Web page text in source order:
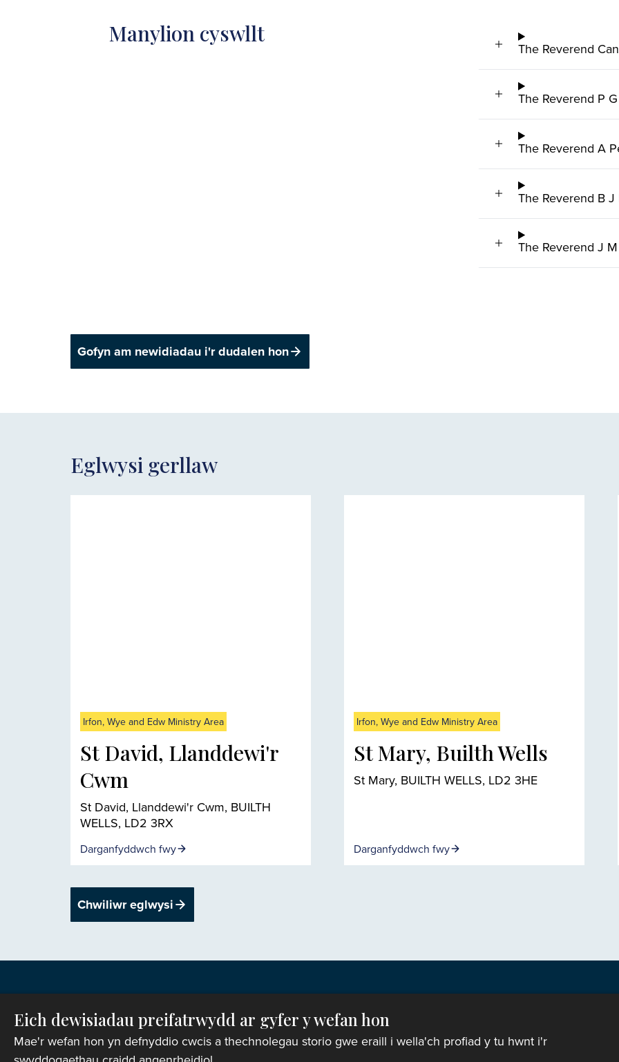
Manylion cyswllt
The Reverend
The Reverend P
The Reverend A
The Reverend B J
The Reverend J
Gofyn am newidiadau i'r dudalen hon
Eglwysi gerllaw
Irfon, Wye and Edw Ministry Area
St David, Llanddewi'r
Cwm
St David, Llanddewi'r Cwm, BUILTH
WELLS, LD2 3RX
Darganfyddwch fwy
Irfon, Wye and Edw Ministry Area
St Mary, Builth Wells
St Mary, BUILTH WELLS, LD2 3HE
Darganfyddwch fwy
Chwiliwr eglwysi
Eich dewisiadau preifatrwydd ar gyfer y wefan hon
Mae'r wefan hon yn defnyddio cwcis a thechnolegau storio gwe eraill i wella'ch profiad y tu hwnt i'r